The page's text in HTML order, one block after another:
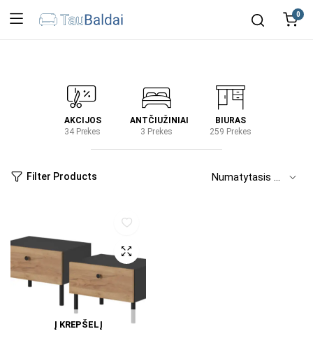
0
AKCIJOS
34 Prekes
ANTČIUŽINIAI
3 Prekes
BIURAS
259 Prekes
Filter Products
Į KREPŠELĮ